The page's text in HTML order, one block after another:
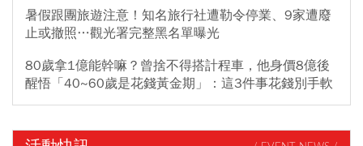
暑假跟團旅遊注意！知名旅行社遭勒令停業、9家遭廢
止或撤照…觀光署完整黑名單曝光
80歲拿1億能幹嘛？曾捨不得搭計程車，他身價8億後
醒悟「40~60歲是花錢黃金期」：這3件事花錢別手軟